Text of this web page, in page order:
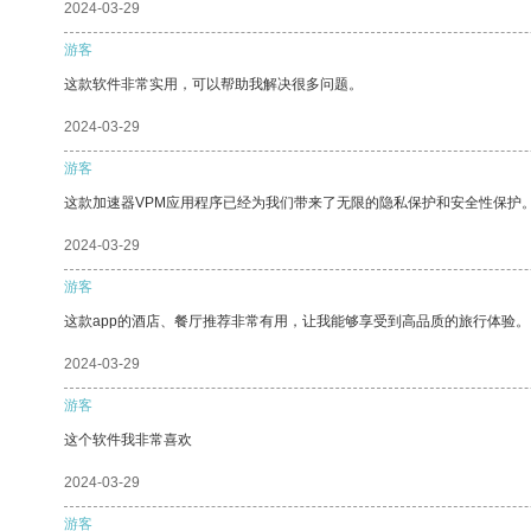
2024-03-29
游客
这款软件非常实用，可以帮助我解决很多问题。
2024-03-29
游客
这款加速器VPM应用程序已经为我们带来了无限的隐私保护和安全性保护
2024-03-29
游客
这款app的酒店、餐厅推荐非常有用，让我能够享受到高品质的旅行体验。
2024-03-29
游客
这个软件我非常喜欢
2024-03-29
游客